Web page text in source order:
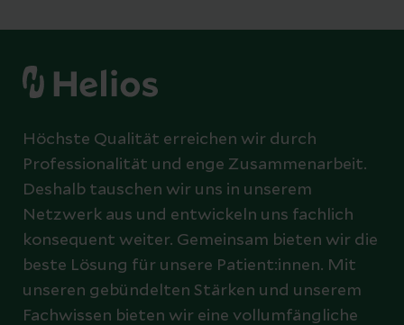
Höchste Qualität erreichen wir durch
Professionalität und enge Zusammenarbeit.
Deshalb tauschen wir uns in unserem
Netzwerk aus und entwickeln uns fachlich
konsequent weiter. Gemeinsam bieten wir die
beste Lösung für unsere Patient:innen. Mit
unseren gebündelten Stärken und unserem
Fachwissen bieten wir eine vollumfängliche